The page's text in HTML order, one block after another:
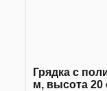
Грядка с
м, высота 20